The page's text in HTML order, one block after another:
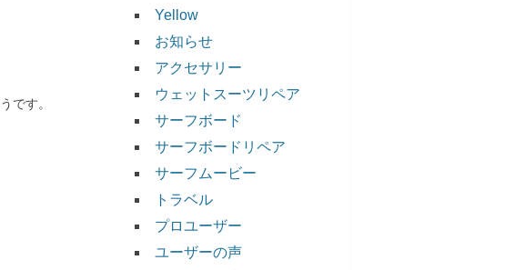
です。
Yellow
お知らせ
アクセサリー
ウェットスーツリペア
サーフボード
サーフボードリペア
サーフムービー
トラベル
プロユーザー
ユーザーの声